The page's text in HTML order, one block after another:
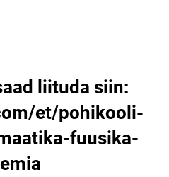
liituda siin:
et/pohikooli-
fuusika-